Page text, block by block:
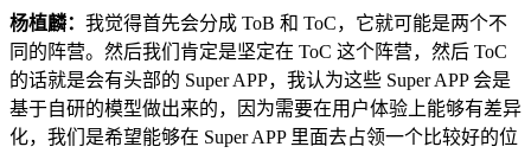
杨植麟： 我觉得首先会分成 ToB 和 ToC，它就可能是两个不
同的阵营。然后我们肯定是坚定在 ToC 这个阵营，然后 ToC
的话就是会有头部的 Super APP，我认为这些 Super APP 会是
基于自研的模型做出来的，因为需要在用户体验上能够有差异
化，我们是希望能够在 Super APP 里面去占领一个比较好的位